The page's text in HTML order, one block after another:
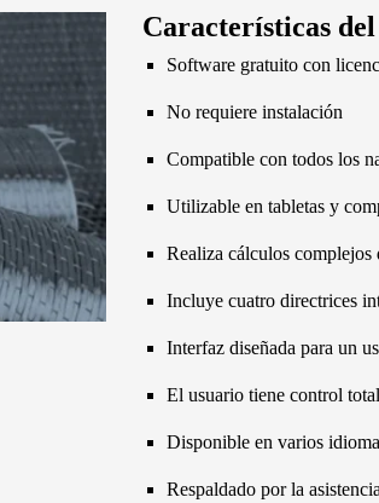
Características
Software gratuito con
No requiere instalación
Compatible con todos los
Utilizable en tabletas y
Realiza cálculos complejos
Incluye cuatro directrices
Interfaz diseñada para un
El usuario tiene control
Disponible en varios
Respaldado por la